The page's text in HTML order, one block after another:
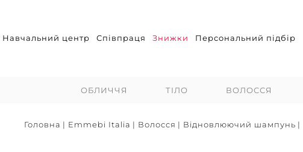
Навчальний центр Співпраця Знижки Персональний підбір
ОБЛИЧЧЯ ТІЛО ВОЛОССЯ
Головна | Emmebi Italia | Волосся | Відновлюючий шампунь |